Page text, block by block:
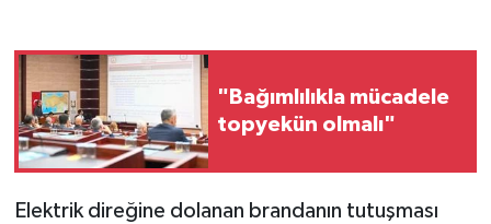
"Bağımlılıkla mücadele
topyekün olmalı"
Elektrik direğine dolanan brandanın tutuşması